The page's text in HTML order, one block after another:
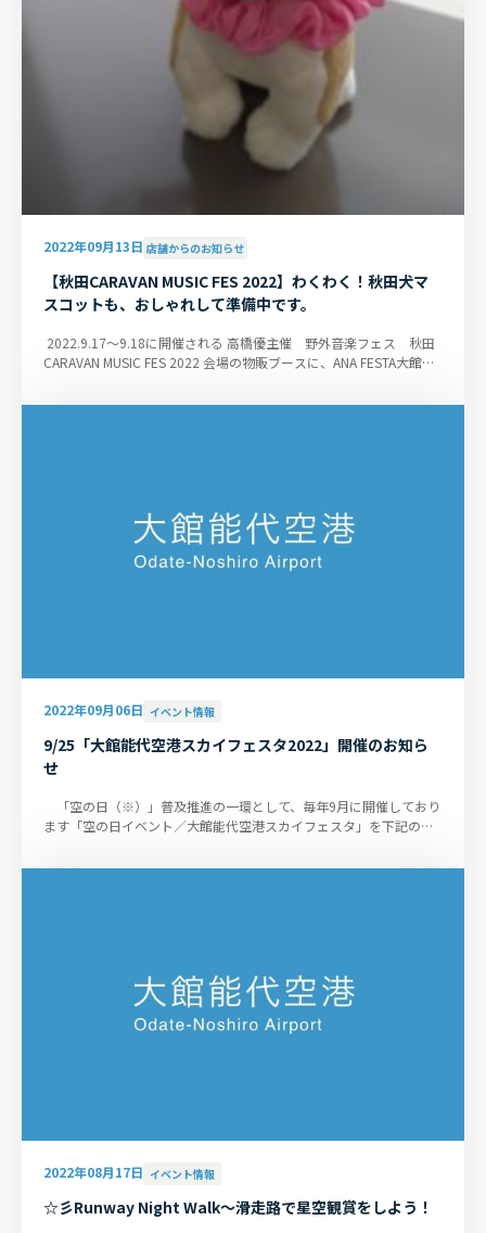
2022年09月13日 店舗からのお知らせ
【秋田CARAVAN MUSIC FES 2022】わくわく！秋田犬マ
スコットも、おしゃれして準備中です。
2022.9.17～9.18に開催される 高橋優主催 野外音楽フェス 秋田
CARAVAN MUSIC FES 2022 会場の物販ブースに、ANA FESTA大館能
2022年09月06日 イベント情報
9/25「大館能代空港スカイフェスタ2022」開催のお知ら
せ
「空の日（※）」普及推進の一環として、毎年9月に開催しており
ます「空の日イベント／大館能代空港スカイフェスタ」を下記のと
2022年08月17日 イベント情報
☆彡Runway Night Walk～滑走路で星空観賞をしよう！